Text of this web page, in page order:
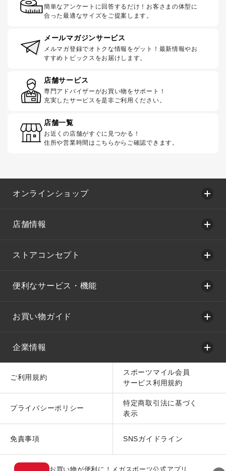
簡単なアンケートに回答するだけ！お客さまの体型に
合った最適なサイズをご提案します。
メールマガジンサービス
メルマガ登録でオトクな情報をゲット！最新情報やお
すすめトピックスをお届けします。
店舗サービス
専門アドバイザーがお買い物をサポート！
充実したサービスを是非ご利用ください。
店舗一覧
お近くの店舗がすぐに見つかる！
住所や営業時間はこちらからご確認できます。
オンラインショップ
店舗情報
ストアコンセプト
便利なサービス・機能
お買い物ガイド
企業情報
ご利用規約
スポーツマイル会員
サービス利用規約
プライバシーポリシー
特定商取引法に基づく
表示
免責事項 SNSガイドライン
お買い物が便利に！メガスポーツ公式アプリ